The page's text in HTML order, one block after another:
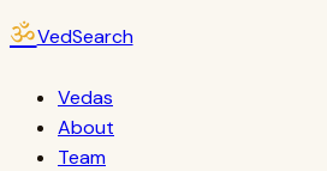
ॐVedSearch
Vedas
About
Team